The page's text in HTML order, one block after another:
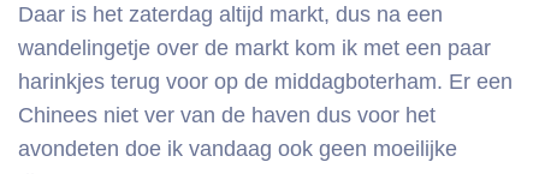
Daar is het zaterdag altijd markt, dus na een
wandelingetje over de markt kom ik met een paar
harinkjes terug voor op de middagboterham. Er een
Chinees niet ver van de haven dus voor het
avondeten doe ik vandaag ook geen moeilijke